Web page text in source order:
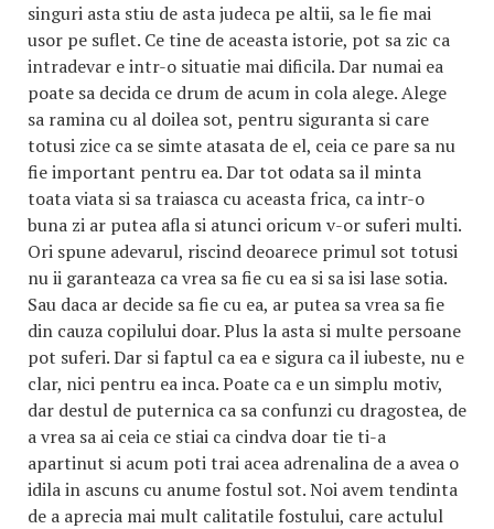
singuri asta stiu de asta judeca pe altii, sa le fie mai
usor pe suflet. Ce tine de aceasta istorie, pot sa zic ca
intradevar e intr-o situatie mai dificila. Dar numai ea
poate sa decida ce drum de acum in cola alege. Alege
sa ramina cu al doilea sot, pentru siguranta si care
totusi zice ca se simte atasata de el, ceia ce pare sa nu
fie important pentru ea. Dar tot odata sa il minta
toata viata si sa traiasca cu aceasta frica, ca intr-o
buna zi ar putea afla si atunci oricum v-or suferi multi.
Ori spune adevarul, riscind deoarece primul sot totusi
nu ii garanteaza ca vrea sa fie cu ea si sa isi lase sotia.
Sau daca ar decide sa fie cu ea, ar putea sa vrea sa fie
din cauza copilului doar. Plus la asta si multe persoane
pot suferi. Dar si faptul ca ea e sigura ca il iubeste, nu e
clar, nici pentru ea inca. Poate ca e un simplu motiv,
dar destul de puternica ca sa confunzi cu dragostea, de
a vrea sa ai ceia ce stiai ca cindva doar tie ti-a
apartinut si acum poti trai acea adrenalina de a avea o
idila in ascuns cu anume fostul sot. Noi avem tendinta
de a aprecia mai mult calitatile fostului, care actulul